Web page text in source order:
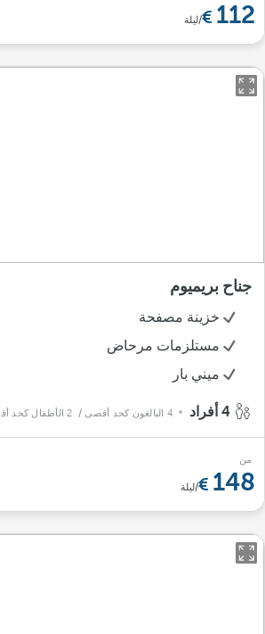
112 /ليلة
جناح بريميوم
خزينة مصفحة
مستلزمات مرحاض
ميني بار
4 البالغون كحد أقصى / 2 الأطفال كحد أقصى
من
148 /ليلة